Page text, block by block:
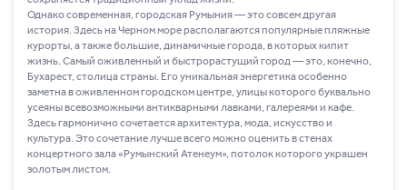
Однако современная, городская Румыния ― это совсем другая
история. Здесь на Черном море располагаются популярные пляжные
курорты, а также большие, динамичные города, в которых кипит
жизнь. Самый оживленный и быстрорастущий город ― это, конечно,
Бухарест, столица страны. Его уникальная энергетика особенно
заметна в оживленном городском центре, улицы которого буквально
усеяны всевозможными антикварными лавками, галереями и кафе.
Здесь гармонично сочетается архитектура, мода, искусство и
культура. Это сочетание лучше всего можно оценить в стенах
концертного зала «Румынский Атенеум», потолок которого украшен
золотым листом.